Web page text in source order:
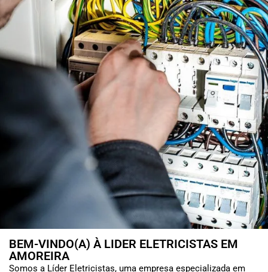
BEM-VINDO(A) À LIDER ELETRICISTAS EM
AMOREIRA
Somos a Líder Eletricistas, uma empresa especializada em